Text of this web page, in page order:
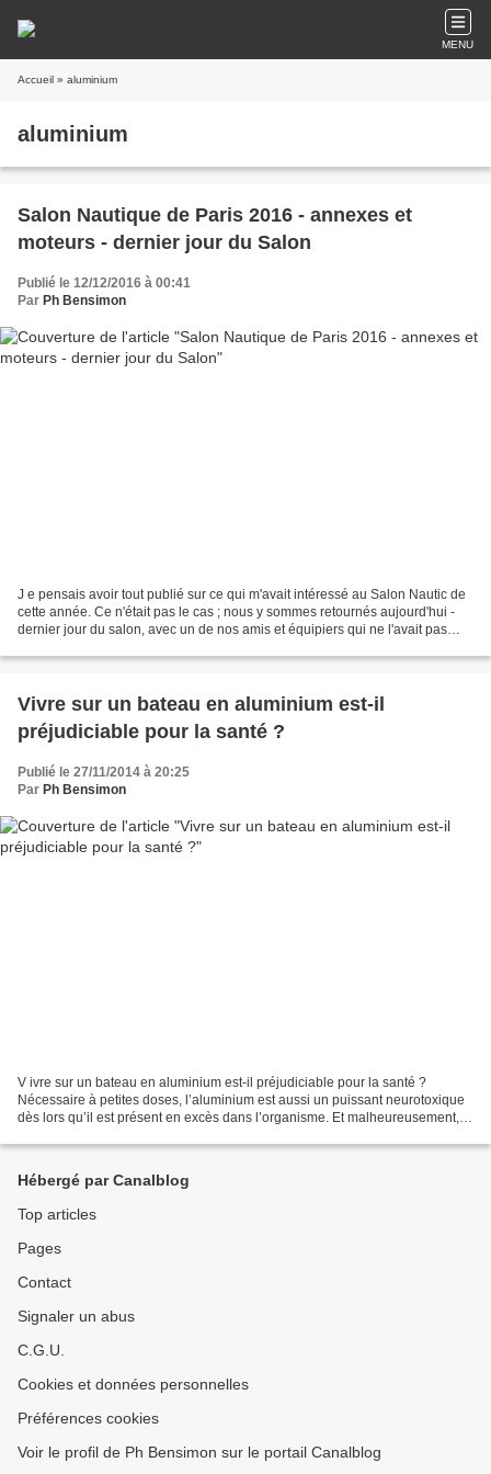
MENU
Accueil » aluminium
aluminium
Salon Nautique de Paris 2016 - annexes et
moteurs - dernier jour du Salon
Publié le 12/12/2016 à 00:41
Par Ph Bensimon
J e pensais avoir tout publié sur ce qui m'avait intéressé au Salon Nautic de
cette année. Ce n'était pas le cas ; nous y sommes retournés aujourd'hui -
dernier jour du salon, avec un de nos amis et équipiers qui ne l'avait pas
Vivre sur un bateau en aluminium est-il
préjudiciable pour la santé ?
Publié le 27/11/2014 à 20:25
Par Ph Bensimon
V ivre sur un bateau en aluminium est-il préjudiciable pour la santé ?
Nécessaire à petites doses, l’aluminium est aussi un puissant neurotoxique
dès lors qu’il est présent en excès dans l’organisme. Et malheureusement,
Hébergé par Canalblog
Top articles
Pages
Contact
Signaler un abus
C.G.U.
Cookies et données personnelles
Préférences cookies
Voir le profil de Ph Bensimon sur le portail Canalblog